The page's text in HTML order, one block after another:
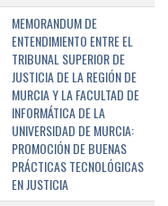
MEMORANDUM DE
ENTENDIMIENTO ENTRE EL
TRIBUNAL SUPERIOR DE
JUSTICIA DE LA REGIÓN DE
MURCIA Y LA FACULTAD DE
INFORMÁTICA DE LA
UNIVERSIDAD DE MURCIA:
PROMOCIÓN DE BUENAS
PRÁCTICAS TECNOLÓGICAS
EN JUSTICIA